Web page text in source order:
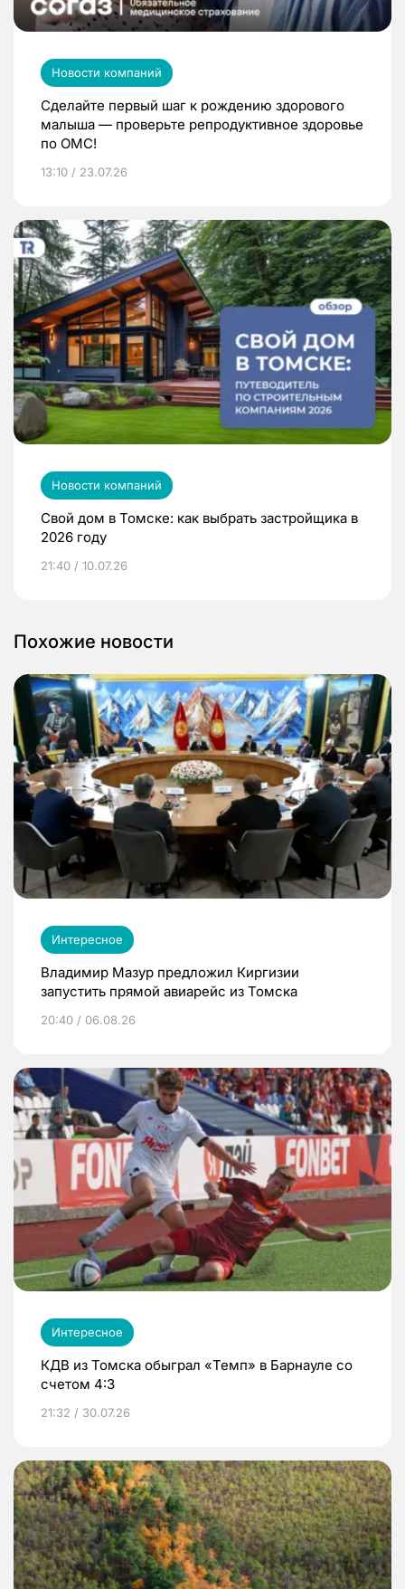
Новости компаний
Сделайте первый шаг к рождению здорового
малыша — проверьте репродуктивное здоровье
по ОМС!
13:10 / 23.07.26
Новости компаний
Свой дом в Томске: как выбрать застройщика в
2026 году
21:40 / 10.07.26
Похожие новости
Интересное
Владимир Мазур предложил Киргизии
запустить прямой авиарейс из Томска
20:40 / 06.08.26
Интересное
КДВ из Томска обыграл «Темп» в Барнауле со
счетом 4:3
21:32 / 30.07.26